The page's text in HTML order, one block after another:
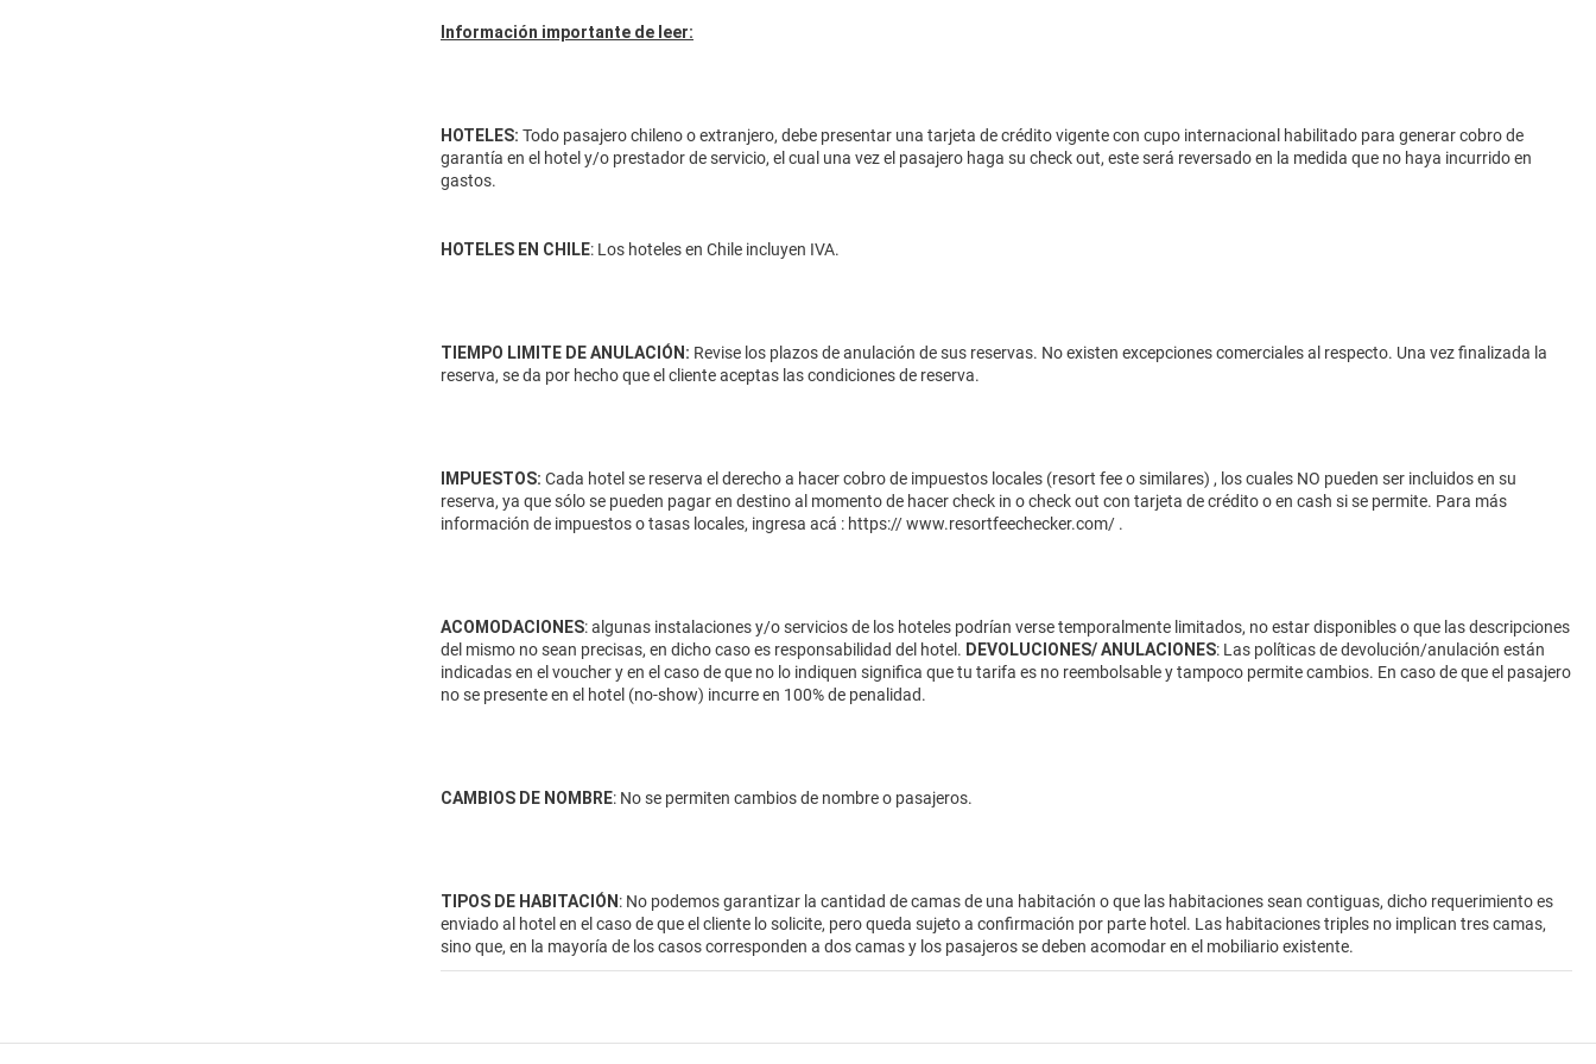
Información importante de leer:
HOTELES: Todo pasajero chileno o extranjero, debe presentar una tarjeta de crédito vigente con cupo internacional habilitado para generar cobro de
garantía en el hotel y/o prestador de servicio, el cual una vez el pasajero haga su check out, este será reversado en la medida que no haya incurrido en
gastos.
HOTELES EN CHILE: Los hoteles en Chile incluyen IVA.
TIEMPO LIMITE DE ANULACIÓN: Revise los plazos de anulación de sus reservas. No existen excepciones comerciales al respecto. Una vez finalizada la
reserva, se da por hecho que el cliente aceptas las condiciones de reserva.
IMPUESTOS: Cada hotel se reserva el derecho a hacer cobro de impuestos locales (resort fee o similares) , los cuales NO pueden ser incluidos en su
reserva, ya que sólo se pueden pagar en destino al momento de hacer check in o check out con tarjeta de crédito o en cash si se permite. Para más
información de impuestos o tasas locales, ingresa acá : https:// www.resortfeechecker.com/ .
ACOMODACIONES: algunas instalaciones y/o servicios de los hoteles podrían verse temporalmente limitados, no estar disponibles o que las descripciones
del mismo no sean precisas, en dicho caso es responsabilidad del hotel. DEVOLUCIONES/ ANULACIONES: Las políticas de devolución/anulación están
indicadas en el voucher y en el caso de que no lo indiquen significa que tu tarifa es no reembolsable y tampoco permite cambios. En caso de que el pasajero
no se presente en el hotel (no-show) incurre en 100% de penalidad.
CAMBIOS DE NOMBRE: No se permiten cambios de nombre o pasajeros.
TIPOS DE HABITACIÓN : No podemos garantizar la cantidad de camas de una habitación o que las habitaciones sean contiguas, dicho requerimiento es
enviado al hotel en el caso de que el cliente lo solicite, pero queda sujeto a confirmación por parte hotel. Las habitaciones triples no implican tres camas,
sino que, en la mayoría de los casos corresponden a dos camas y los pasajeros se deben acomodar en el mobiliario existente.